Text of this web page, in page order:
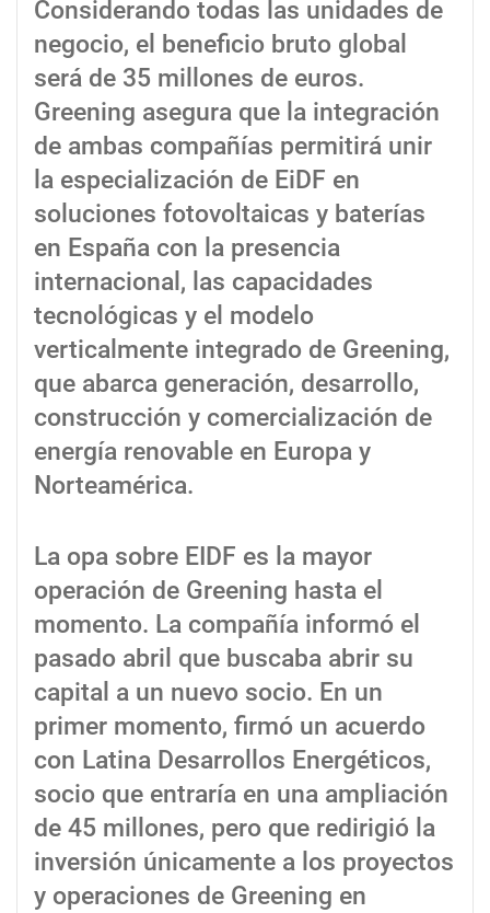
Considerando todas las unidades de
negocio, el beneficio bruto global
será de 35 millones de euros.
Greening asegura que la integración
de ambas compañías permitirá unir
la especialización de EiDF en
soluciones fotovoltaicas y baterías
en España con la presencia
internacional, las capacidades
tecnológicas y el modelo
verticalmente integrado de Greening,
que abarca generación, desarrollo,
construcción y comercialización de
energía renovable en Europa y
Norteamérica.
La opa sobre EIDF es la mayor
operación de Greening hasta el
momento. La compañía informó el
pasado abril que buscaba abrir su
capital a un nuevo socio. En un
primer momento, firmó un acuerdo
con Latina Desarrollos Energéticos,
socio que entraría en una ampliación
de 45 millones, pero que redirigió la
inversión únicamente a los proyectos
y operaciones de Greening en